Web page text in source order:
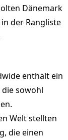
Dänemark
der Rangliste
enthält ein
die sowohl
Welt stellten
die einen